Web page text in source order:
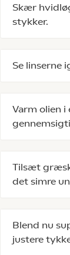
Skær
stykker.
Se linserne
Varm olien
Tilsæt
det simre
Blend nu
justere